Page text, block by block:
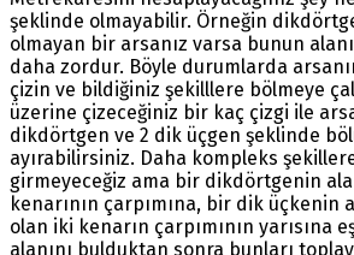
şeklinde olmayabilir. Örneğin
olmayan bir arsanız varsa bunun
daha zordur. Böyle durumlarda
çizin ve bildiğiniz şekilllere bölmeye
üzerine çizeceğiniz bir kaç çizgi ile
dikdörtgen ve 2 dik üçgen şeklinde
ayırabilirsiniz. Daha kompleks
girmeyeceğiz ama bir dikdörtgenin
kenarının çarpımına, bir dik üçkenin
olan iki kenarın çarpımının yarısına
alanını bulduktan sonra bunları